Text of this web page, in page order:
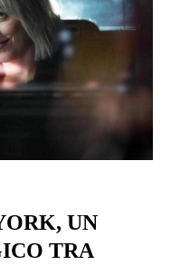
UN
TRA